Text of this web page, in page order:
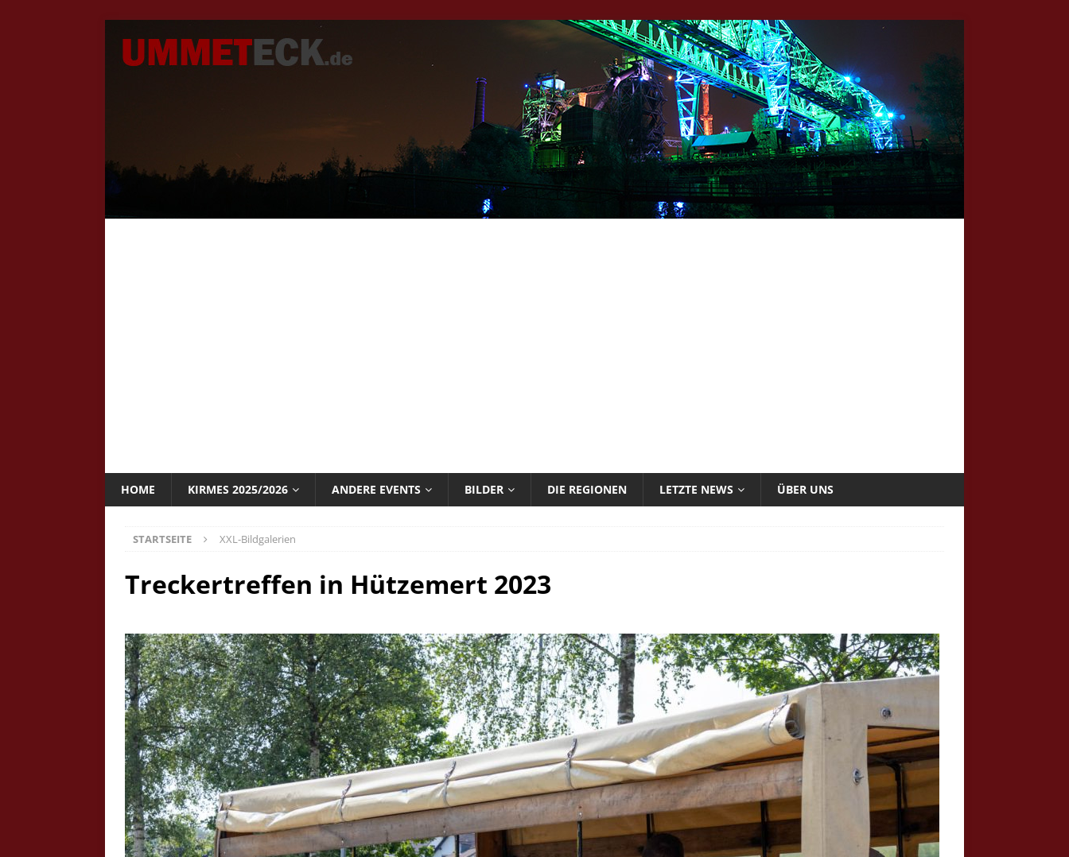
HOME KIRMES 2025/2026 ANDERE EVENTS BILDER DIE REGIONEN LETZTE NEWS ÜBER UNS
STARTSEITE XXL-Bildgalerien
Treckertreffen in Hützemert 2023